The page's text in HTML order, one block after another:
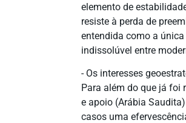
elemento de
resiste à perda de
entendida como a
indissolúvel entre
- Os interesses
Para além do que já foi
e apoio (Arábia
casos uma